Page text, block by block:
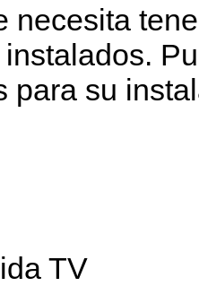
necesita
para su
TV